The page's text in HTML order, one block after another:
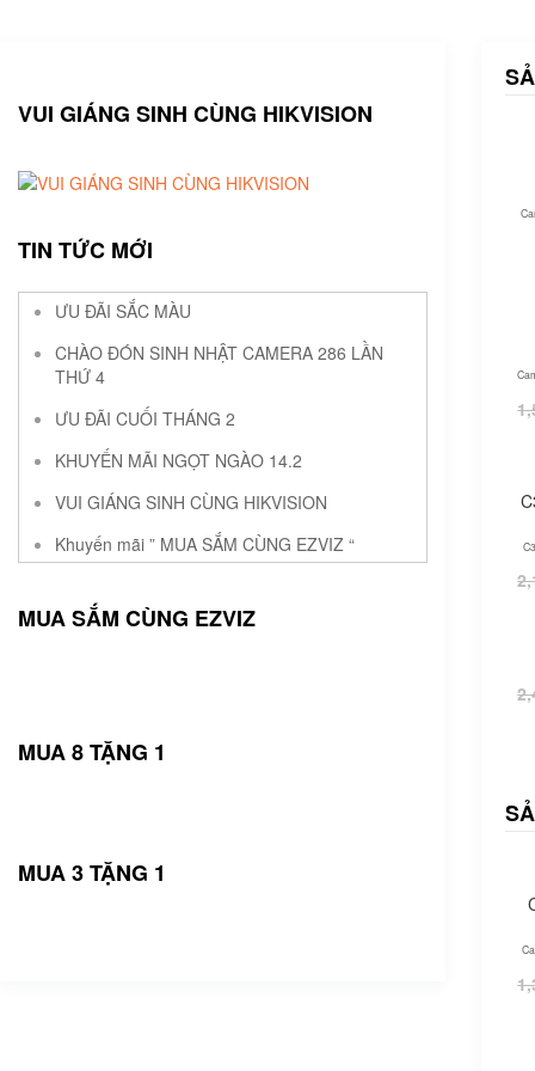
VUI GIÁNG SINH CÙNG HIKVISION
TIN TỨC MỚI
ƯU ĐÃI SẮC MÀU
CHÀO ĐÓN SINH NHẬT CAMERA 286 LẦN
THỨ 4
ƯU ĐÃI CUỐI THÁNG 2
KHUYẾN MÃI NGỌT NGÀO 14.2
VUI GIÁNG SINH CÙNG HIKVISION
Khuyến mãi ” MUA SẮM CÙNG EZVIZ “
MUA SẮM CÙNG EZVIZ
MUA 8 TẶNG 1
MUA 3 TẶNG 1